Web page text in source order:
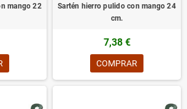
mango 22
Sartén hierro pulido con mango 24
cm.
7,38 €
COMPRAR